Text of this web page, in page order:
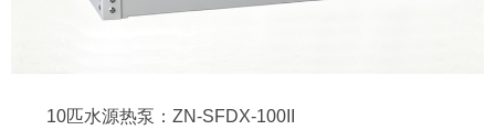
10匹水源热泵：ZN-SFDX-100II